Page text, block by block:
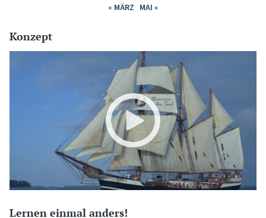
« MÄRZ MAI »
Konzept
Lernen einmal anders!